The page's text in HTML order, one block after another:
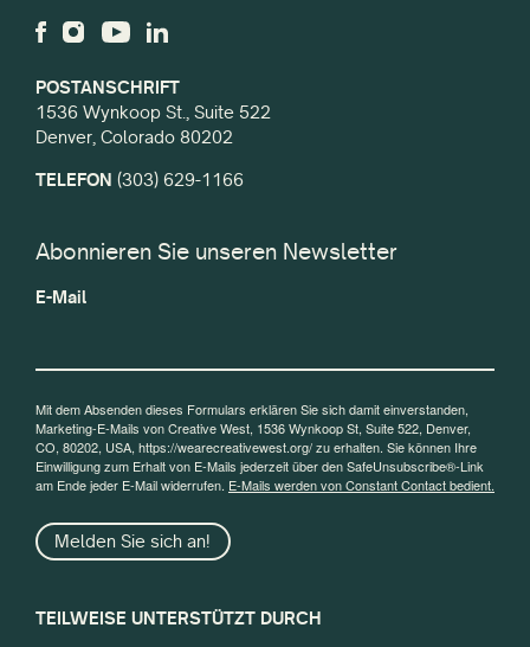
POSTANSCHRIFT
1536 Wynkoop St., Suite 522
Denver, Colorado 80202
TELEFON (303) 629-1166
Abonnieren Sie unseren Newsletter
E-Mail
Mit dem Absenden dieses Formulars erklären Sie sich damit einverstanden,
Marketing-E-Mails von Creative West, 1536 Wynkoop St, Suite 522, Denver,
CO, 80202, USA, https://wearecreativewest.org/ zu erhalten. Sie können Ihre
Einwilligung zum Erhalt von E-Mails jederzeit über den SafeUnsubscribe®-Link
am Ende jeder E-Mail widerrufen. E-Mails werden von Constant Contact bedient.
Melden Sie sich an!
TEILWEISE UNTERSTÜTZT DURCH